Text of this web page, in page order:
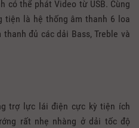
có thể phát Video từ USB. Cùng
tiện là hệ thống âm thanh 6 loa
đủ các dải Bass, Treble và
trợ lực lái điện cực kỳ tiện ích
rất nhẹ nhàng ở dải tốc độ